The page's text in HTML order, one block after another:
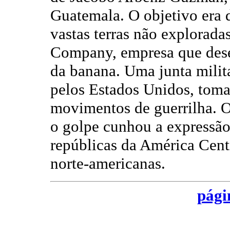
Guatemala. O objetivo era
vastas terras não
Company, empresa que
da banana. Uma junta
pelos Estados Unidos,
movimentos de guerrilha.
o golpe cunhou a
repúblicas da América
norte-americanas.